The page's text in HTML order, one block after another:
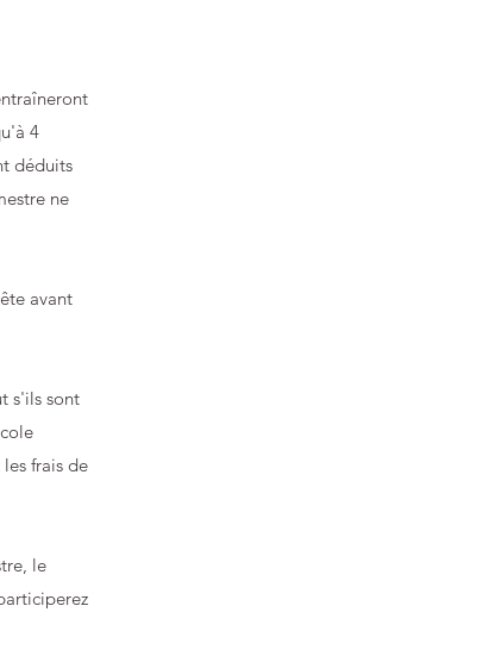
4
déduits
ne
avant
s'ils sont
frais de
le